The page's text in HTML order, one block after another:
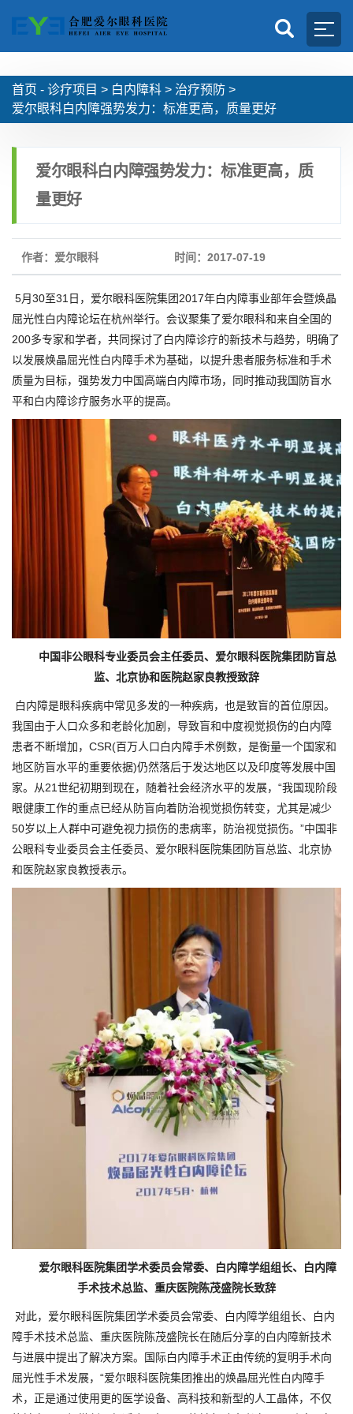
首页 - 诊疗项目 > 白内障科 > 治疗预防 >
爱尔眼科白内障强势发力：标准更高，质量更好
爱尔眼科白内障强势发力：标准更高，质
量更好
作者：爱尔眼科 时间：2017-07-19
5月30至31日，爱尔眼科医院集团2017年白内障事业部年会暨焕晶
屈光性白内障论坛在杭州举行。会议聚集了爱尔眼科和来自全国的
200多专家和学者，共同探讨了白内障诊疗的新技术与趋势，明确了
以发展焕晶屈光性白内障手术为基础，以提升患者服务标准和手术
质量为目标，强势发力中国高端白内障市场，同时推动我国防盲水
平和白内障诊疗服务水平的提高。
中国非公眼科专业委员会主任委员、爱尔眼科医院集团防盲总
监、北京协和医院赵家良教授致辞
白内障是眼科疾病中常见多发的一种疾病，也是致盲的首位原因。
我国由于人口众多和老龄化加剧，导致盲和中度视觉损伤的白内障
患者不断增加，CSR(百万人口白内障手术例数，是衡量一个国家和
地区防盲水平的重要依据)仍然落后于发达地区以及印度等发展中国
家。从21世纪初期到现在，随着社会经济水平的发展，“我国现阶段
眼健康工作的重点已经从防盲向着防治视觉损伤转变，尤其是减少
50岁以上人群中可避免视力损伤的患病率，防治视觉损伤。”中国非
公眼科专业委员会主任委员、爱尔眼科医院集团防盲总监、北京协
和医院赵家良教授表示。
爱尔眼科医院集团学术委员会常委、白内障学组组长、白内障
手术技术总监、重庆医院陈茂盛院长致辞
对此，爱尔眼科医院集团学术委员会常委、白内障学组组长、白内
障手术技术总监、重庆医院陈茂盛院长在随后分享的白内障新技术
与进展中提出了解决方案。国际白内障手术正由传统的复明手术向
屈光性手术发展，“爱尔眼科医院集团推出的焕晶屈光性白内障手
术，正是通过使用更的医学设备、高科技和新型的人工晶体，不仅